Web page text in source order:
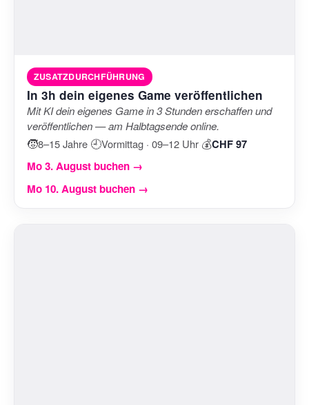
ZUSATZDURCHFÜHRUNG
In 3h dein eigenes Game veröffentlichen
Mit KI dein eigenes Game in 3 Stunden erschaffen und
veröffentlichen — am Halbtagsende online.
🧒8–15 Jahre 🕘Vormittag · 09–12 Uhr 💰CHF 97
Mo 3. August buchen →
Mo 10. August buchen →